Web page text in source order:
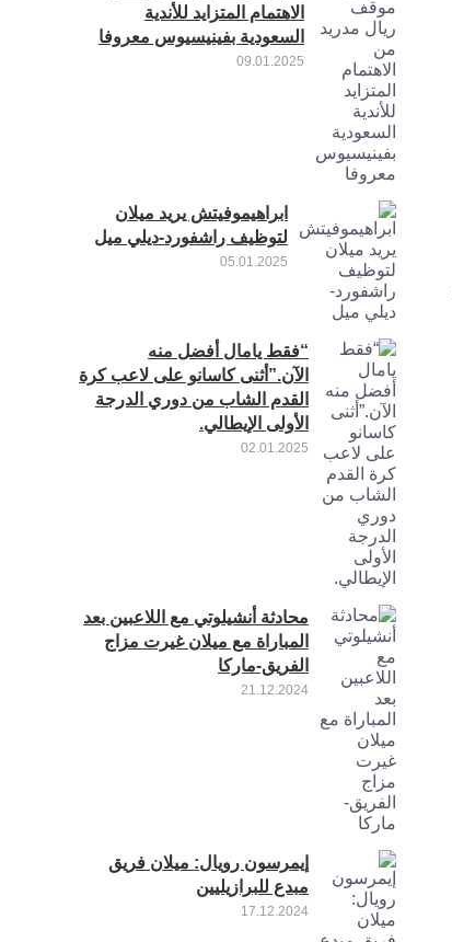
الاهتمام المتزايد للأندية
السعودية بفينيسيوس معروفا
09.01.2025
ابراهيموفيتش يريد ميلان
لتوظيف راشفورد-ديلي ميل
05.01.2025
“فقط يامال أفضل منه
الآن.”أثنى كاسانو على لاعب كرة
القدم الشاب من دوري الدرجة
الأولى الإيطالي.
02.01.2025
محادثة أنشيلوتي مع اللاعبين بعد
المباراة مع ميلان غيرت مزاج
الفريق-ماركا
21.12.2024
إيمرسون رويال: ميلان فريق
مبدع للبرازيليين
17.12.2024